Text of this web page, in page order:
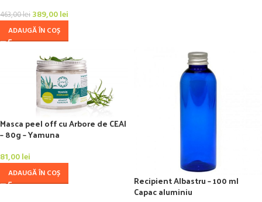
463,00lei 389,00lei
ADAUGĂ ÎN COȘ
Masca peel off cu Arbore de CEAI
– 80g – Yamuna
81,00lei
ADAUGĂ ÎN COȘ Recipient Albastru – 100 ml
Capac aluminiu